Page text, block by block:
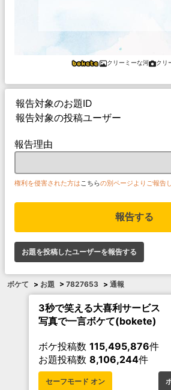
クリーミーな河 クリ
報告対象のお題ID
報告対象の投稿ユーザー
報告理由
権利を侵害された方はこちらの別ページよりご報告
報告する
お題を投稿したユーザーを報告する
ボケて > お題 > 7827653 > 通報
3秒で笑える大喜利サービス
写真で一言ボケて(bokete)
ボケ投稿数 115,495,876件
お題投稿数 8,106,244件
セーフモード オン